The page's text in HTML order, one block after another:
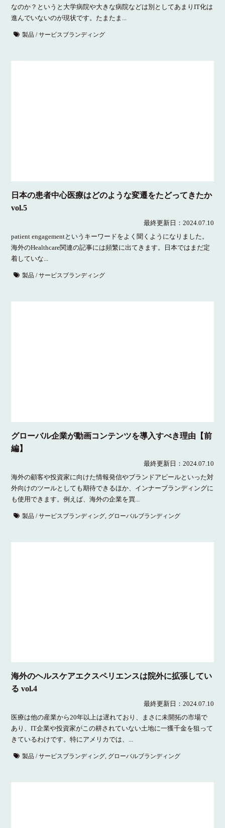
なのか？というと大学病院や大きな病院などは別としてあまりIT化は
進んでいないのが現状です。たまたま...
製品 / サービスブランディング
日本の患者中心医療はどのような変遷をたどってきたか
vol.5
最終更新日： 2024.07.10
patient engagementというキーワードをよく聞くようになりました。
海外のHealthcare関連の記事には頻繁に出てきます。日本ではまだ定
着していな...
製品 / サービスブランディング
グローバル企業が動画コンテンツを導入すべき理由【前
編】
最終更新日： 2024.07.10
海外の顧客や投資家に向けた情報発信やブランドアピールといった対
外向けのツールとしても期待できるほか、インナーブランディングに
も使用できます。例えば、海外の企業を買...
製品 / サービスブランディング グローバルブランディング
海外のヘルスケアエクスペリエンスは院外に拡張してい
る vol.4
最終更新日： 2024.07.10
医療は他の産業から20年以上は遅れており、まさに未開拓の市場で
あり、IT企業や投資家がこの耕されていない土地に一獲千金を狙って
きているわけです。特にアメリカでは、...
製品 / サービスブランディング, グローバルブランディング